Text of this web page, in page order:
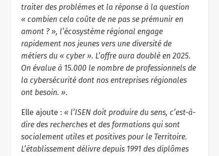
traiter des problèmes et la réponse à la question
« combien cela coûte de ne pas se prémunir en
amont ? », l’écosystème régional engage
rapidement nos jeunes vers une diversité de
métiers du « cyber ». L’offre aura doublé en 2025.
On évalue à 15.000 le nombre de professionnels de
la cybersécurité dont nos entreprises régionales
ont besoin. ».
Elle ajoute : « l’ISEN doit produire du sens, c’est-à-
dire des recherches et des formations qui sont
socialement utiles et positives pour le Territoire.
L’établissement délivre depuis 1991 des diplômes